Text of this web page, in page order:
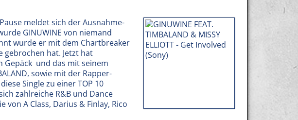
meldet sich der Ausnahme-
GINUWINE von niemand
wurde er mit dem Chartbreaker
gebrochen hat. Jetzt hat
 und das mit seinem
sowie mit der Rapper-
diese Single zu einer TOP 10
zahlreiche R&B und Dance
von A Class, Darius & Finlay, Rico